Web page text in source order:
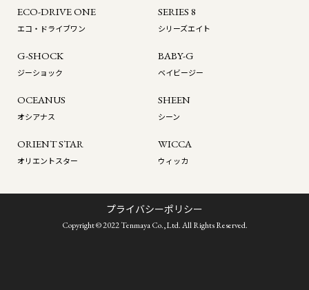
ECO-DRIVE ONE
エコ・ドライブワン
SERIES 8
シリーズエイト
G-SHOCK
ジーショック
BABY-G
ベイビージー
OCEANUS
オシアナス
SHEEN
シーン
ORIENT STAR
オリエントスター
WICCA
ウィッカ
プライバシーポリシー
Copyright © 2022 Tenmaya Co.,Ltd. All Rights Reserved.